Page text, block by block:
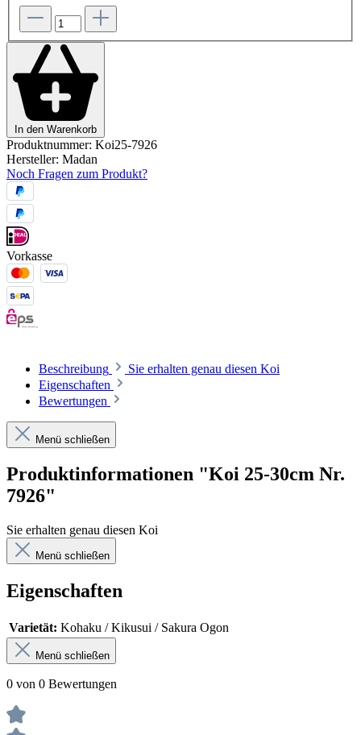
In den Warenkorb
Produktnummer: Koi25-7926
Hersteller: Madan
Noch Fragen zum Produkt?
Vorkasse
Beschreibung
Sie erhalten genau diesen Koi
Eigenschaften
Bewertungen
Menü schließen
Produktinformationen "Koi 25-30cm Nr.
7926"
Sie erhalten genau diesen Koi
Menü schließen
Eigenschaften
Varietät: Kohaku / Kikusui / Sakura Ogon
Menü schließen
0 von 0 Bewertungen